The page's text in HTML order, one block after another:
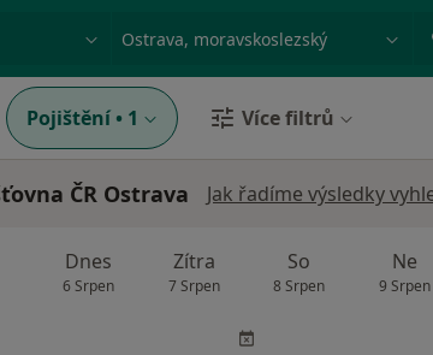
Pojištění • 1 Více filtrů
ČR Ostrava Jak řadíme výsledky
Dnes
6 Srpen
Zítra
7 Srpen
So
8 Srpen
Ne
9 Srpen